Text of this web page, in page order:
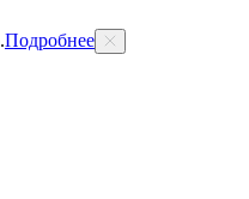
Подробнее